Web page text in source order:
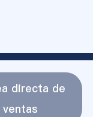
directa de
ventas